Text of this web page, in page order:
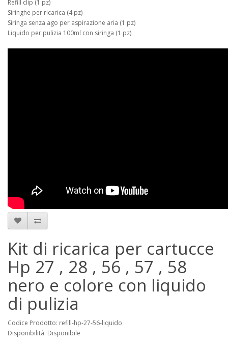
Refill clip (1 pz)
Siringhe per ricarica (4 pz)
Siringa senza ago per aspirazione aria (1 pz)
Liquido per pulizia 100ml con siringa (1 pz)
Kit di ricarica per cartucce
Hp 27 , 28 , 56 , 57 , 58
nero e colore con liquido
di pulizia
Codice Prodotto: refill-hp-27-56-liquido
Disponibilità: Disponibile